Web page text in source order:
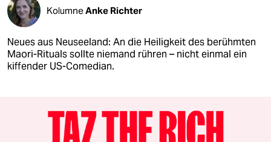
KolumneAnke Richter
Neues aus Neuseeland: An die Heiligkeit des berühmten
Maori-Rituals sollte niemand rühren – nicht einmal ein
kiffender US-Comedian.